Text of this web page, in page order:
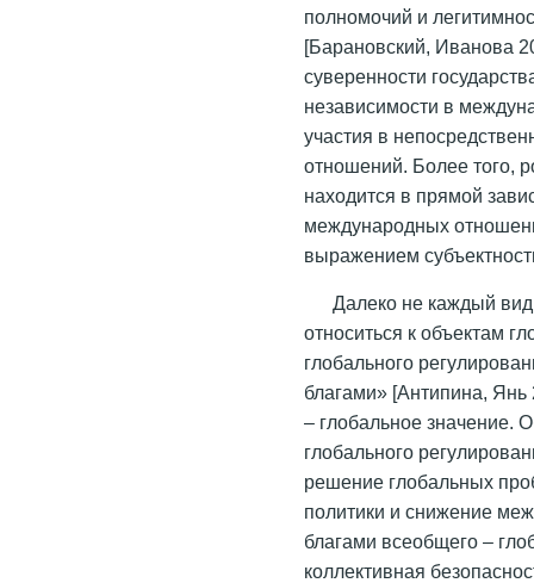
полномочий и
[Барановский, Иванова
суверенности
независимости в
участия в
отношений. Более того,
находится в прямой
международных
выражением
Далеко не каждый
относиться к объектам
глобального
благами» [Антипина, Янь
– глобальное значение.
глобального
решение глобальных
политики и снижение
благами всеобщего –
коллективная